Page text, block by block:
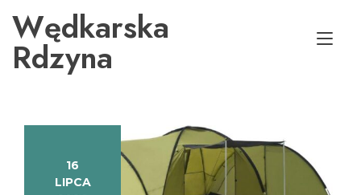
do
treściWędkarska
Rdzyna
16
LIPCA